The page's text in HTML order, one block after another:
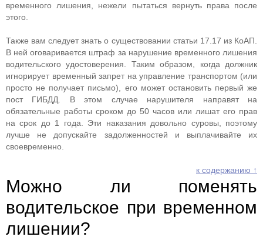
временного лишения, нежели пытаться вернуть права после
этого.
Также вам следует знать о существовании статьи 17.17 из КоАП.
В ней оговаривается штраф за нарушение временного лишения
водительского удостоверения. Таким образом, когда должник
игнорирует временный запрет на управление транспортом (или
просто не получает письмо), его может остановить первый же
пост ГИБДД. В этом случае нарушителя направят на
обязательные работы сроком до 50 часов или лишат его прав
на срок до 1 года. Эти наказания довольно суровы, поэтому
лучше не допускайте задолженностей и выплачивайте их
своевременно.
к содержанию ↑
Можно ли поменять
водительское при временном
лишении?